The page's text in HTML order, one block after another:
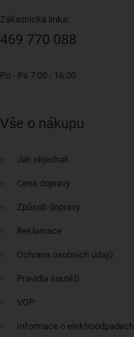
Zákaznická linka:
469 770 088
Po - Pá 7:00 - 16:00
Vše o nákupu
Jak objednat
Cena dopravy
Způsob dopravy
Reklamace
Ochrana osobních údajů
Pravidla soutěží
VOP
Informace o elektroodpadech